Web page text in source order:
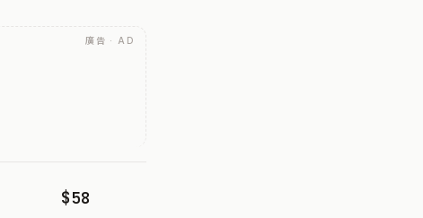
廣告 · AD
$58